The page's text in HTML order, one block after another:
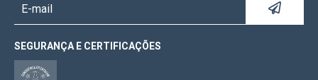
SEGURANÇA E CERTIFICAÇÕES